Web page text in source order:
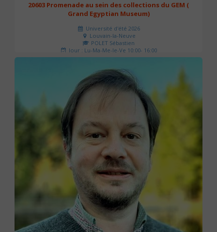
20603 Promenade au sein des collections du GEM (
Grand Egyptian Museum)
Université d'été 2026
Louvain-la-Neuve
POLET Sébastien
Jour : Lu-Ma-Me-Je-Ve 10:00- 16:00
Nombre de séances : 2